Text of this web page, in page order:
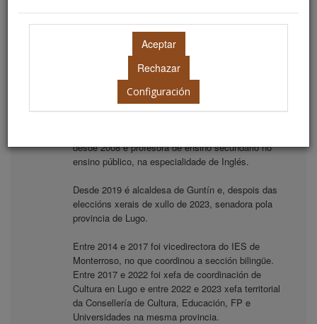
Configuración
Sra. Dª. María José Gómez
Rodríguez
Miembro de Honor
Conselleira del Medio Rural de la Xunta de Galicia.
Biografía
desde 2008 é profesora de ensino secundario no
ensino público, na especialidade de Inglés.
Desde 2019 é alcaldesa de Guntín e, despois das
eleccións xerais de xullo de 2023, senadora pola
provincia de Lugo.
Entre 2014 e 2017 foi vicedirectora do IES de
Monterroso, no que coordinou a sección bilingüe.
Entre 2017 e 2022 foi xefa de coordinación de
Cultura en Lugo e entre 2022 e 2023 xefa territorial
da Consellería de Cultura, Educación, FP e
Universidades na mesma provincia.